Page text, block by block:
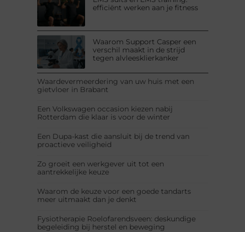
efficiënt werken aan je fitness
Waarom Support Casper een
verschil maakt in de strijd
tegen alvleesklierkanker
Waardevermeerdering van uw huis met een
gietvloer in Brabant
Een Volkswagen occasion kiezen nabij
Rotterdam die klaar is voor de winter
Een Dupa-kast die aansluit bij de trend van
proactieve veiligheid
Zo groeit een werkgever uit tot een
aantrekkelijke keuze
Waarom de keuze voor een goede tandarts
meer uitmaakt dan je denkt
Fysiotherapie Roelofarendsveen: deskundige
begeleiding bij herstel en beweging